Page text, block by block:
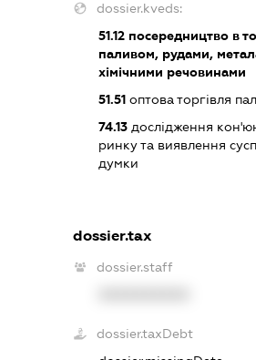
dossier.kveds:
51.12посередництво в
паливом, рудами,
хімічними речовинами
51.51оптова торгівля
74.13дослідження
ринку та виявлення
думки
dossier.tax
dossier.staff
dossier.taxDebt